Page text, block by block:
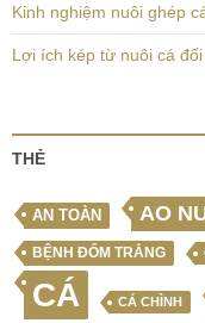
Kinh nghiệm nuôi ghép
Lợi ích kép từ nuôi cá
THẺ
AN TOÀN AO
BỆNH ĐỐM TRẮNG
CÁ CÁ CHÌNH